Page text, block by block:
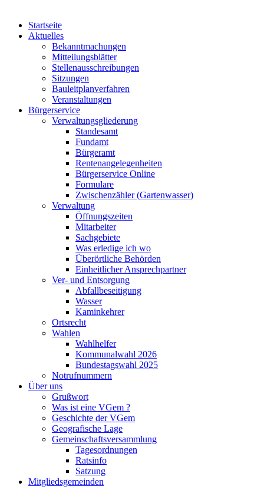
Startseite
Aktuelles
Bekanntmachungen
Mitteilungsblätter
Stellenausschreibungen
Sitzungen
Bauleitplanverfahren
Veranstaltungen
Bürgerservice
Verwaltungsgliederung
Standesamt
Fundamt
Bürgeramt
Rentenangelegenheiten
Bürgerservice Online
Formulare
Zwischenzähler (Gartenwasser)
Verwaltung
Öffnungszeiten
Mitarbeiter
Sachgebiete
Was erledige ich wo
Überörtliche Behörden
Einheitlicher Ansprechpartner
Ver- und Entsorgung
Abfallbeseitigung
Wasser
Kaminkehrer
Ortsrecht
Wahlen
Wahlhelfer
Kommunalwahl 2026
Bundestagswahl 2025
Notrufnummern
Über uns
Grußwort
Was ist eine VGem ?
Geschichte der VGem
Geografische Lage
Gemeinschaftsversammlung
Tagesordnungen
Ratsinfo
Satzung
Mitgliedsgemeinden